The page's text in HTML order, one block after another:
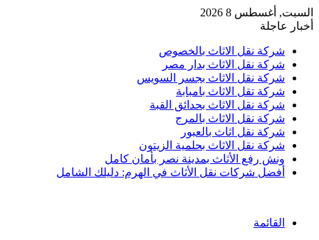
السبت, أغسطس 8 2026
أخبار عاجلة
شركة نقل الاثاث بالخصوص
شركة نقل الاثاث بدار مصر
شركة نقل الاثاث بجسر السويس
شركة تقل الاثاث بامبابة
شركة نقل الاثاث بحدائق القبة
شركة نقل الاثاث بالمرج
شركة نقل اثاث بالعبور
شركة نقل الاثاث بحلمية الزيتون
ونش رفع الأثاث بمدينة نصر بأمان كامل
أفضل شركات نقل الأثاث في الهرم: دليلك الشامل
القائمة